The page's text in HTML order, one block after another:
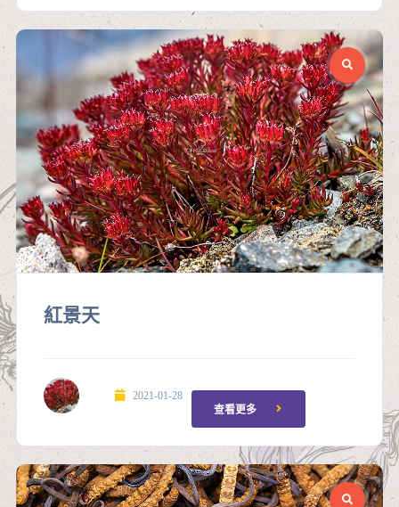
紅景天
2021-01-28
查看更多